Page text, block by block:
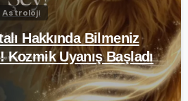
Astroloji
Hakkında Bilmeniz
Kozmik Uyanış Başladı